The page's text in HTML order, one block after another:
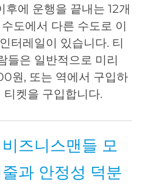
에 운행을 끝내는 12개
도에서 다른 수도로 이
터레일이 있습니다. 티
들은 일반적으로 미리
원, 또는 역에서 구입하
켓을 구입합니다.
즈니스맨들 모
과 안정성 덕분